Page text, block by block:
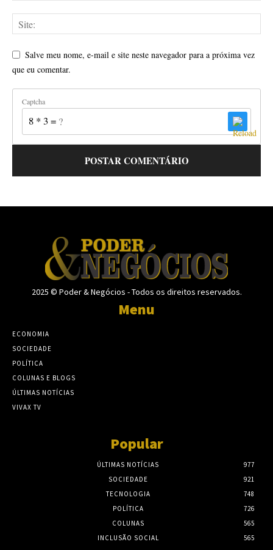
Salve meu nome, e-mail e site neste navegador para a próxima vez
que eu comentar.
Captcha
8 * 3 = ?
2025 © Poder & Negócios - Todos os direitos reservados.
Menu
ECONOMIA
SOCIEDADE
POLÍTICA
COLUNAS E BLOGS
ÚLTIMAS NOTÍCIAS
VIVAX TV
Popular
ÚLTIMAS NOTÍCIAS
977
SOCIEDADE
921
TECNOLOGIA
748
POLÍTICA
726
COLUNAS
565
INCLUSÃO SOCIAL
565